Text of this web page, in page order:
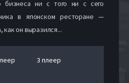
бизнеса ни с того ни с сего
в японском ресторане —
как он выразился...
3 плеер